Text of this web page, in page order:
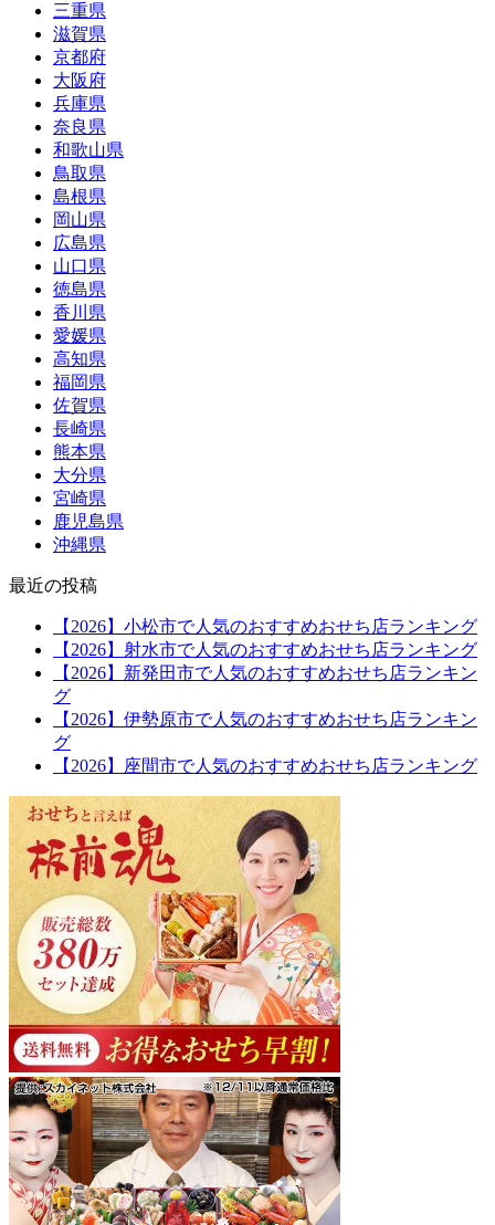
三重県
滋賀県
京都府
大阪府
兵庫県
奈良県
和歌山県
鳥取県
島根県
岡山県
広島県
山口県
徳島県
香川県
愛媛県
高知県
福岡県
佐賀県
長崎県
熊本県
大分県
宮崎県
鹿児島県
沖縄県
最近の投稿
【2026】小松市で人気のおすすめおせち店ランキング
【2026】射水市で人気のおすすめおせち店ランキング
【2026】新発田市で人気のおすすめおせち店ランキン
グ
【2026】伊勢原市で人気のおすすめおせち店ランキン
グ
【2026】座間市で人気のおすすめおせち店ランキング